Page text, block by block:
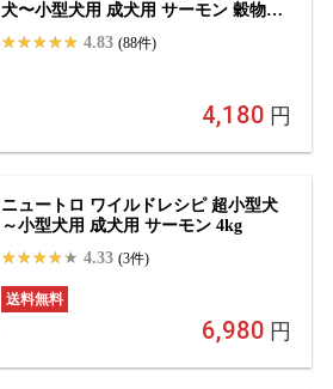
犬〜小型犬用 成犬用 サーモン 穀物フ
[ドッグフード]
4,180 円
4.83 (88件)
ニュートロ ワイルドレシピ 超小型犬
～小型犬用 成犬用 サーモン 4kg
送料無料
6,980 円
4.33 (3件)